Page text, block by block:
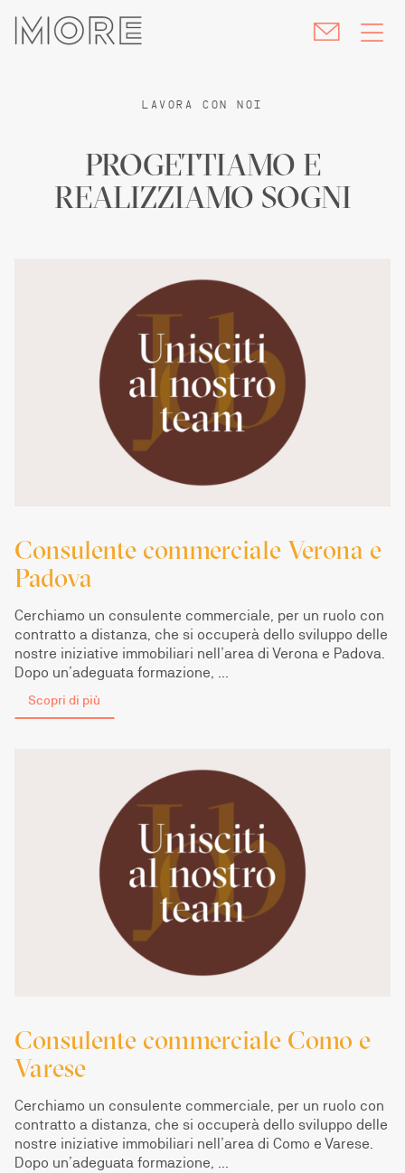
skip
navigation
LAVORA CON NOI
PROGETTIAMO E
REALIZZIAMO SOGNI
Consulente commerciale Verona e
Padova
Cerchiamo un consulente commerciale, per un ruolo con
contratto a distanza, che si occuperà dello sviluppo delle
nostre iniziative immobiliari nell’area di Verona e Padova.
Dopo un’adeguata formazione, …
Scopri di più
Consulente commerciale Como e
Varese
Cerchiamo un consulente commerciale, per un ruolo con
contratto a distanza, che si occuperà dello sviluppo delle
nostre iniziative immobiliari nell’area di Como e Varese.
Dopo un’adeguata formazione, …